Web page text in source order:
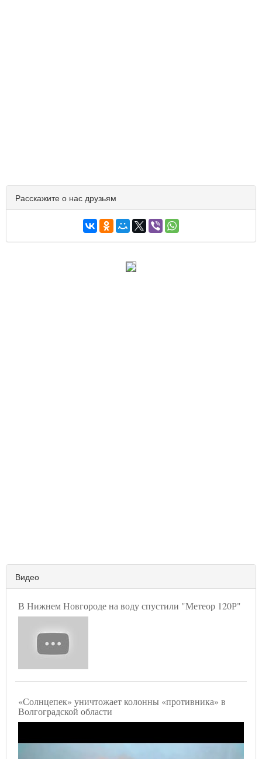
Расскажите о нас друзьям
Видео
В Нижнем Новгороде на воду спустили "Метеор 120Р"
«Солнцепек» уничтожает колонны «противника» в
Волгоградской области